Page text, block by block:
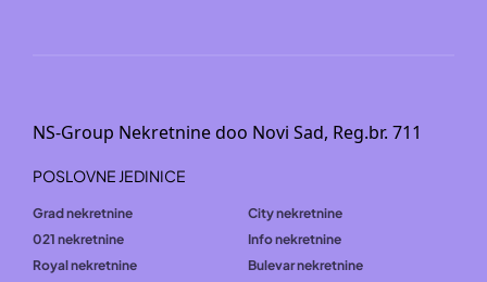
NS-Group Nekretnine doo Novi Sad, Reg.br. 711
POSLOVNE JEDINICE
Grad nekretnine
City nekretnine
021 nekretnine
Info nekretnine
Royal nekretnine
Bulevar nekretnine